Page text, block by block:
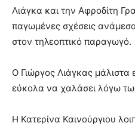
Λιάγκα και την Αφροδίτη
παγωμένες σχέσεις
στον τηλεοπτικό παραγωγό.
Ο Γιώργος Λιάγκας μάλιστα
εύκολα να χαλάσει λόγω
Η Κατερίνα Καινούργιου